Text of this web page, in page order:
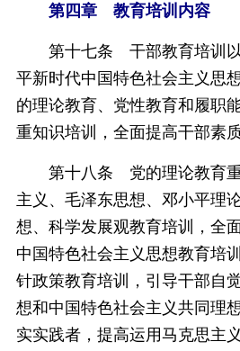
第四章 教育培训内容
第十七条 干部教育培训以
平新时代中国特色社会主义思
的理论教育、党性教育和履职
重知识培训，全面提高干部素质
第十八条 党的理论教育重
主义、毛泽东思想、邓小平理
想、科学发展观教育培训，全
中国特色社会主义思想教育培
针政策教育培训，引导干部自
想和中国特色社会主义共同理
实实践者，提高运用马克思主